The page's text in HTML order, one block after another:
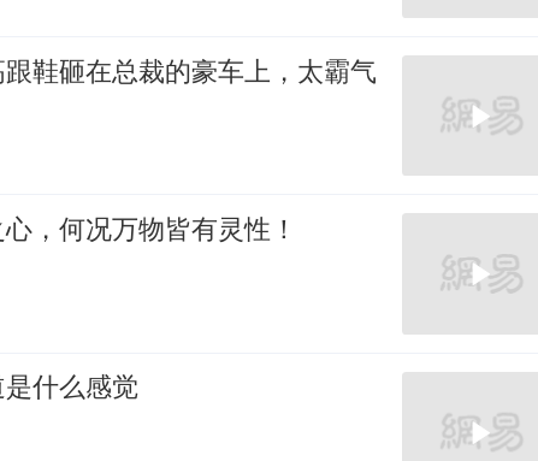
鞋砸在总裁的豪车上，太霸气
，何况万物皆有灵性！
什么感觉